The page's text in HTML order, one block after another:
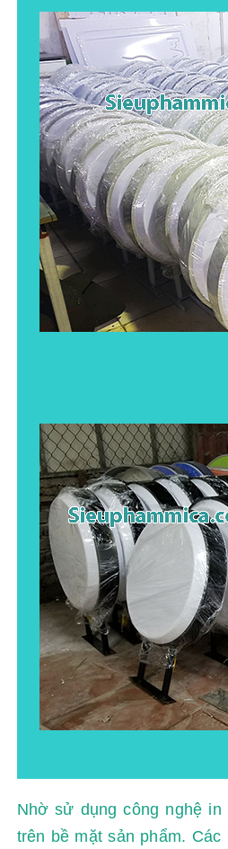
Nhờ sử dụng công nghệ
trên bề mặt sản phẩm.